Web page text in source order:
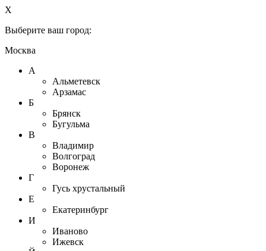
X
Выберите ваш город:
Москва
А
Альметевск
Арзамас
Б
Брянск
Бугульма
В
Владимир
Волгоград
Воронеж
Г
Гусь хрустальный
Е
Екатеринбург
И
Иваново
Ижевск